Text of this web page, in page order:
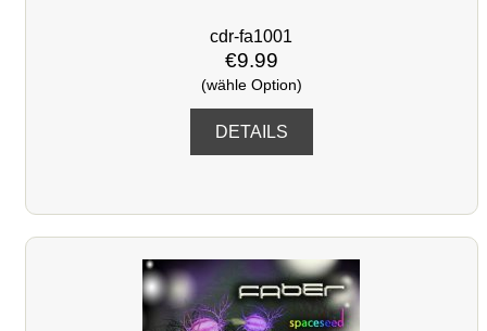
cdr-fa1001
€9.99
(wähle Option)
DETAILS